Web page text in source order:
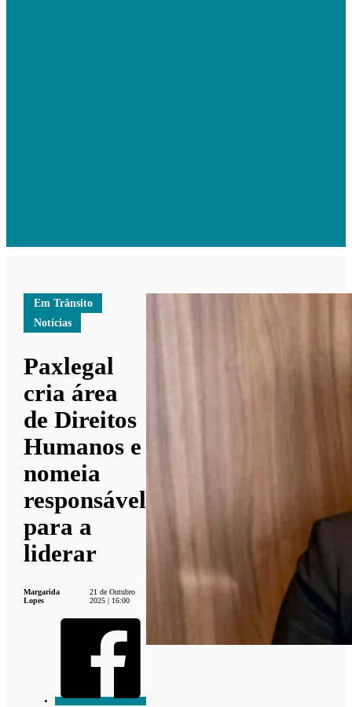
Em Trânsito
Notícias
Paxlegal
cria área
de Direitos
Humanos e
nomeia
responsável
para a
liderar
Margarida
Lopes
21 de Outubro
2025 | 16:00